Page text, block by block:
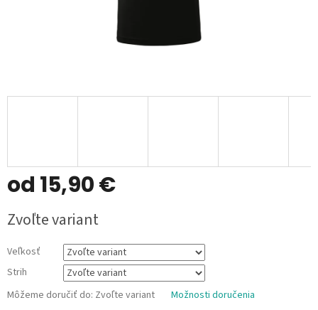
od 15,90 €
cena:
Zvoľte variant
Veľkosť
Strih
Môžeme doručiť do: Zvoľte variant Možnosti doručenia